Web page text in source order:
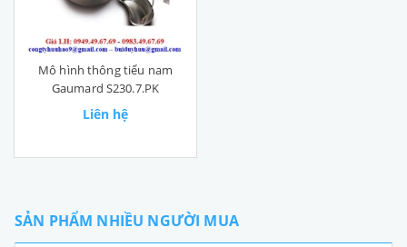
Mô hình thông tiểu nam
Gaumard S230.7.PK
Liên hệ
SẢN PHẨM NHIỀU NGƯỜI MUA